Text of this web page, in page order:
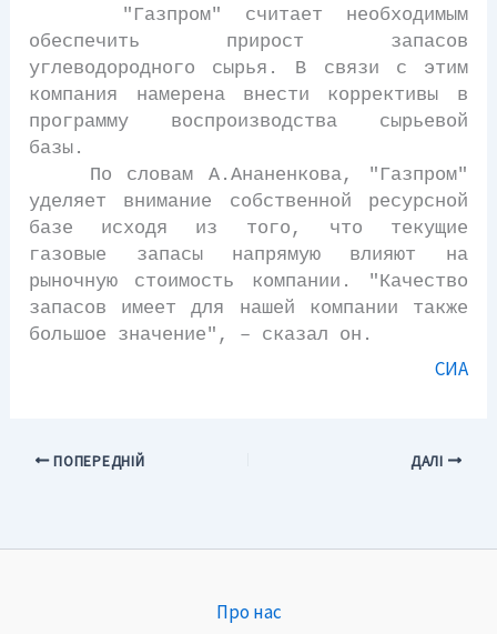
"Газпром" считает необходимым
обеспечить прирост запасов
углеводородного сырья. В связи с этим
компания намерена внести коррективы в
программу воспроизводства сырьевой
базы.
По словам А.Ананенкова, "Газпром"
уделяет внимание собственной ресурсной
базе исходя из того, что текущие
газовые запасы напрямую влияют на
рыночную стоимость компании. "Качество
запасов имеет для нашей компании также
большое значение", – сказал он.
СИА
ПОПЕРЕДНІЙ ДАЛІ
Про нас